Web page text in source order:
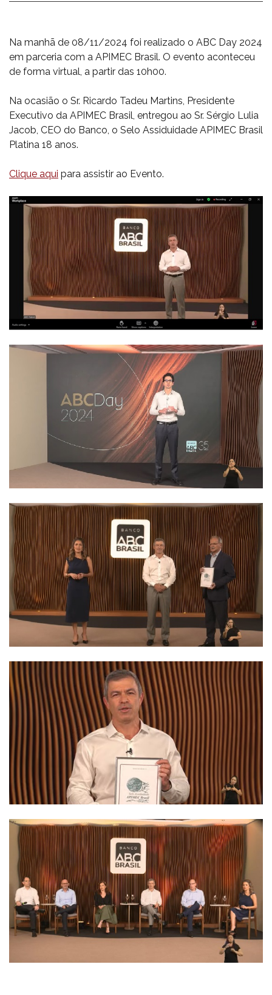
Na manhã de 08/11/2024 foi realizado o ABC Day 2024
em parceria com a APIMEC Brasil. O evento aconteceu
de forma virtual, a partir das 10h00.
Na ocasião o Sr. Ricardo Tadeu Martins, Presidente
Executivo da APIMEC Brasil, entregou ao Sr. Sérgio Lulia
Jacob, CEO do Banco, o Selo Assiduidade APIMEC Brasil
Platina 18 anos.
Clique aqui para assistir ao Evento.